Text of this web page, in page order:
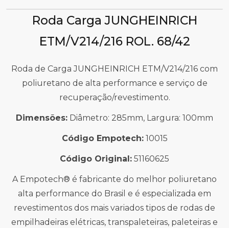
Roda Carga JUNGHEINRICH
ETM/V214/216 ROL. 68/42
Roda de Carga JUNGHEINRICH ETM/V214/216 com
poliuretano de alta performance e serviço de
recuperação/revestimento.
Dimensões: Diâmetro: 285mm, Largura: 100mm
Código Empotech:10015
Código Original: 51160625
A Empotech® é fabricante do melhor poliuretano
alta performance do Brasil e é especializada em
revestimentos dos mais variados tipos de rodas de
empilhadeiras elétricas, transpaleteiras, paleteiras e